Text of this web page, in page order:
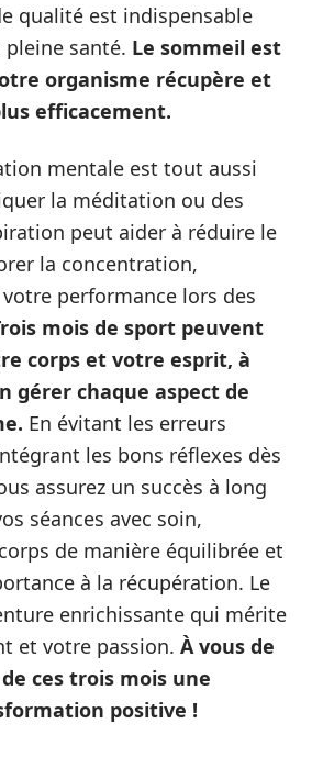
qualité est indispensable
santé. Le sommeil est
organisme récupère et
efficacement.
mentale est tout aussi
la méditation ou des
peut aider à réduire le
la concentration,
performance lors des
mois de sport peuvent
corps et votre esprit, à
gérer chaque aspect de
En évitant les erreurs
les bons réflexes dès
assurez un succès à long
séances avec soin,
de manière équilibrée et
à la récupération. Le
enrichissante qui mérite
et votre passion. À vous de
ces trois mois une
positive !